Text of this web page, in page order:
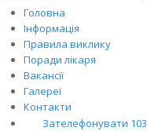
Головна
Інформація
Правила виклику
Поради лікаря
Вакансії
Галереї
Контакти
Зателефонувати 103